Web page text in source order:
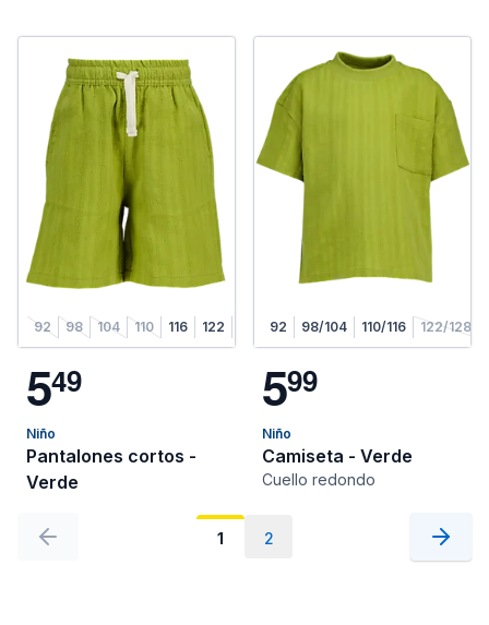
92 98 104 110 116 122
549
Niño
Pantalones cortos -
Verde
92 98/104 110/116 122/128
599
Niño
Camiseta - Verde
Cuello redondo
1 2